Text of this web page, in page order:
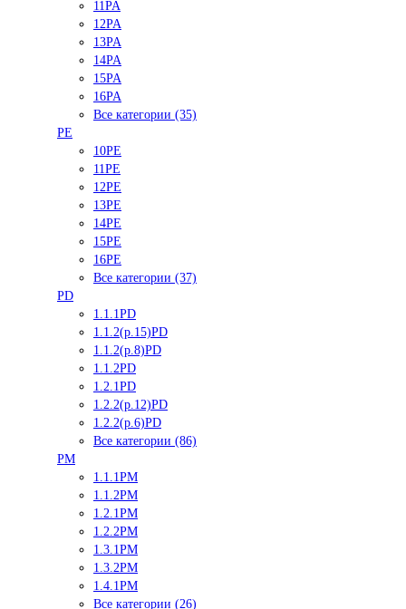
11PA
12PA
13PA
14PA
15PA
16PA
Все категории (35)
PE
10PE
11PE
12PE
13PE
14PE
15PE
16PE
Все категории (37)
PD
1.1.1PD
1.1.2(р.15)PD
1.1.2(р.8)PD
1.1.2PD
1.2.1PD
1.2.2(р.12)PD
1.2.2(р.6)PD
Все категории (86)
PM
1.1.1PM
1.1.2PM
1.2.1PM
1.2.2PM
1.3.1PM
1.3.2PM
1.4.1PM
Все категории (26)